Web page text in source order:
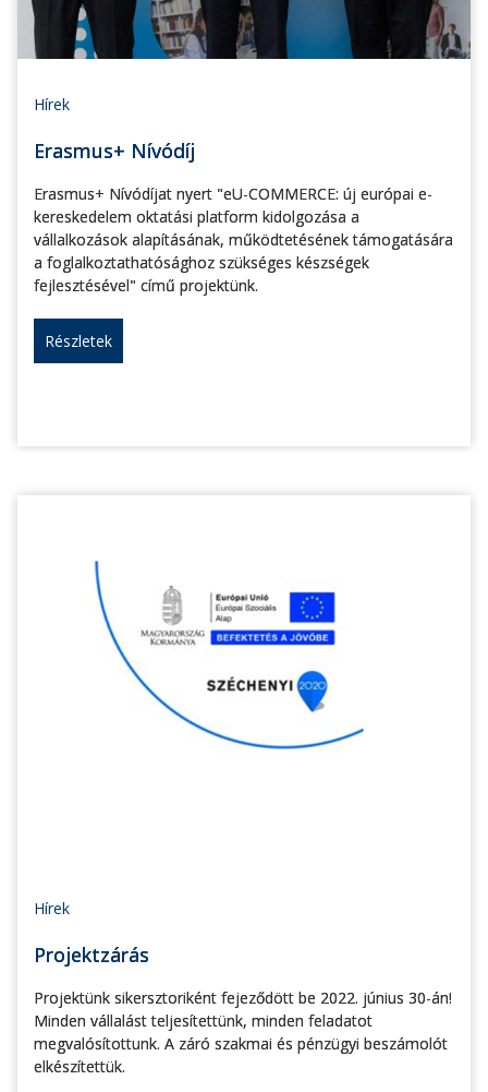
Hírek
Erasmus+ Nívódíj
Erasmus+ Nívódíjat nyert "eU-COMMERCE: új európai e-
kereskedelem oktatási platform kidolgozása a
vállalkozások alapításának, működtetésének támogatására
a foglalkoztathatósághoz szükséges készségek
fejlesztésével" című projektünk.
Részletek
Hírek
Projektzárás
Projektünk sikersztoriként fejeződött be 2022. június 30-án!
Minden vállalást teljesítettünk, minden feladatot
megvalósítottunk. A záró szakmai és pénzügyi beszámolót
elkészítettük.